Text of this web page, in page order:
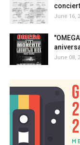
June 16,
June 08,